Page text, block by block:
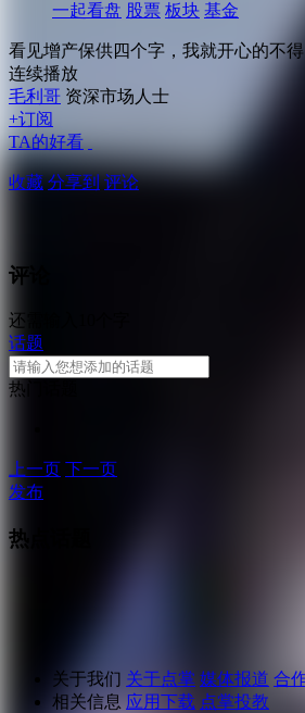
一起看盘 股票 板块 基金
看见增产保供四个字，我就开心的不
连续播放
毛利哥 资深市场人士
+订阅
TA的好看
收藏 分享到 评论
评论
还需输入10个字
话题
热门话题
上一页 下一页
发布
热点话题
关于我们 关于点掌 媒体报道 合
相关信息 应用下载 点掌投教